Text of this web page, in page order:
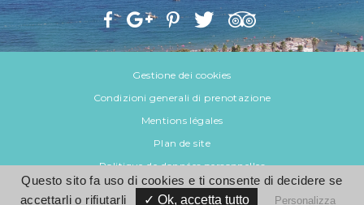
Gestione dei cookies
Condizioni generali di prenotazione
Mentions légales
Plan de site
Politique de données personnelles
© 2026 Var Mobil Home
Questo sito fa uso di cookies e ti consente di decidere se
accettarli o rifiutarli
✓ Ok, accetta tutto Personalizza